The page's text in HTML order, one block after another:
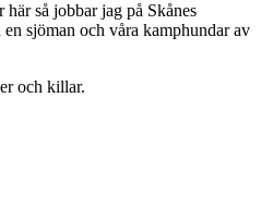
så jobbar jag på Skånes
sjöman och våra kamphundar av
och killar.